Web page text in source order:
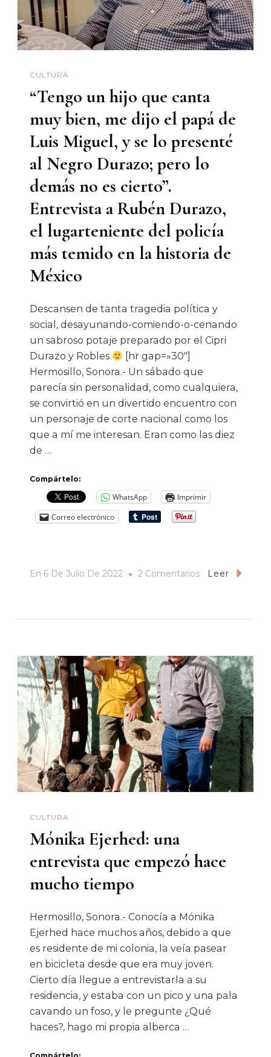
Y
Talentoso
Escritor
CULTURA
“Tengo un hijo que canta
muy bien, me dijo el papá de
Luis Miguel, y se lo presenté
al Negro Durazo; pero lo
demás no es cierto”.
Entrevista a Rubén Durazo,
el lugarteniente del policía
más temido en la historia de
México
Descansen de tanta tragedia política y
social, desayunando-comiendo-o-cenando
un sabroso potaje preparado por el Cipri
Durazo y Robles
[hr gap=»30″]
Hermosillo, Sonora.- Un sábado que
parecía sin personalidad, como cualquiera,
se convirtió en un divertido encuentro con
un personaje de corte nacional como los
que a mí me interesan. Eran como las diez
de …
Compártelo:
WhatsApp
Imprimir
Correo electrónico
En 6 De Julio De 2022 2 ComentariosEn
Canta
Muy
Bien,
Me
Dijo
El
Papá
De
Negro
Durazo;
Lo
Demás
No
Leer
CULTURA
Mónika Ejerhed: una
entrevista que empezó hace
mucho tiempo
Hermosillo, Sonora.- Conocía a Mónika
Ejerhed hace muchos años, debido a que
es residente de mi colonia, la veía pasear
en bicicleta desde que era muy joven.
Cierto día llegue a entrevistarla a su
residencia, y estaba con un pico y una pala
cavando un foso, y le pregunte ¿Qué
haces?, hago mi propia alberca …